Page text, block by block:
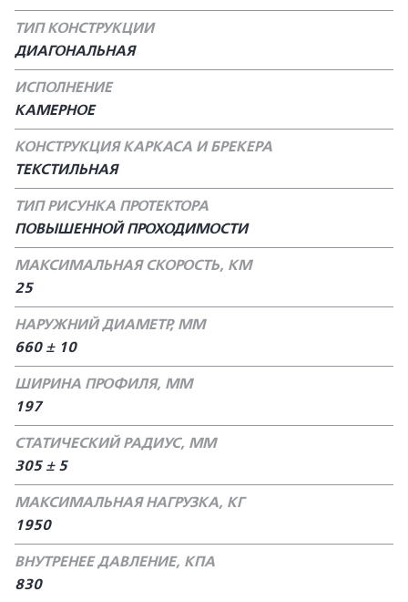
ТИП КОНСТРУКЦИИ
ДИАГОНАЛЬНАЯ
ИСПОЛНЕНИЕ
КАМЕРНОЕ
КОНСТРУКЦИЯ КАРКАСА И БРЕКЕРА
ТЕКСТИЛЬНАЯ
ТИП РИСУНКА ПРОТЕКТОРА
ПОВЫШЕННОЙ ПРОХОДИМОСТИ
МАКСИМАЛЬНАЯ СКОРОСТЬ, КМ
25
НАРУЖНИЙ ДИАМЕТР, ММ
660 ± 10
ШИРИНА ПРОФИЛЯ, ММ
197
СТАТИЧЕСКИЙ РАДИУС, ММ
305 ± 5
МАКСИМАЛЬНАЯ НАГРУЗКА, КГ
1950
ВНУТРЕНЕЕ ДАВЛЕНИЕ, КПА
830